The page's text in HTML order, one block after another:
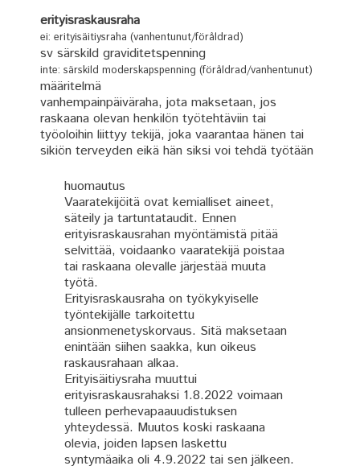
erityisraskausraha
ei: erityisäitiysraha (vanhentunut/föråldrad)
sv särskild graviditetspenning
inte: särskild moderskapspenning (föråldrad/vanhentunut)
määritelmä
vanhempainpäiväraha, jota maksetaan, jos
raskaana olevan henkilön työtehtäviin tai
työoloihin liittyy tekijä, joka vaarantaa hänen tai
sikiön terveyden eikä hän siksi voi tehdä työtään
huomautus
Vaaratekijöitä ovat kemialliset aineet,
säteily ja tartuntataudit. Ennen
erityisraskausrahan myöntämistä pitää
selvittää, voidaanko vaaratekijä poistaa
tai raskaana olevalle järjestää muuta
työtä.
Erityisraskausraha on työkykyiselle
työntekijälle tarkoitettu
ansionmenetyskorvaus. Sitä maksetaan
enintään siihen saakka, kun oikeus
raskausrahaan alkaa.
Erityisäitiysraha muuttui
erityisraskausrahaksi 1.8.2022 voimaan
tulleen perhevapaauudistuksen
yhteydessä. Muutos koski raskaana
olevia, joiden lapsen laskettu
syntymäaika oli 4.9.2022 tai sen jälkeen.